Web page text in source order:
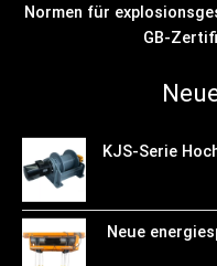
Normen für
GB-
KJS-Serie
Neue